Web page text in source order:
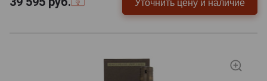
Уточнить цену и наличие